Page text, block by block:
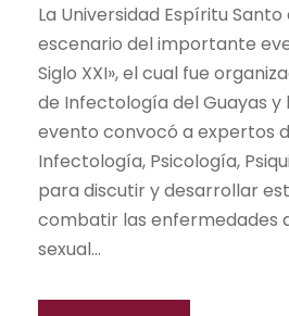
La Universidad Espíritu
escenario del importante
Siglo XXI», el cual fue
de Infectología del Guayas y
evento convocó a expertos
Infectología, Psicología,
para discutir y desarrollar
combatir las enfermedades
sexual...